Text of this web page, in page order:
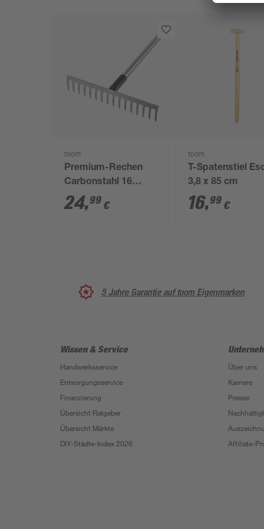
toom
Premium-Rechen
Carbonstahl 16
Zinken 155 cm
24,99 €
toom
T-Spatenstiel
3,8 x 85 cm
16,99 €
5 Jahre Garantie auf toom Eigenmarken
Wissen & Service
Handwerksservice
Entsorgungsservice
Finanzierung
Übersicht Ratgeber
Übersicht Märkte
DIY-Städte-Index 2026
Über uns
Karriere
Presse
Affiliate-